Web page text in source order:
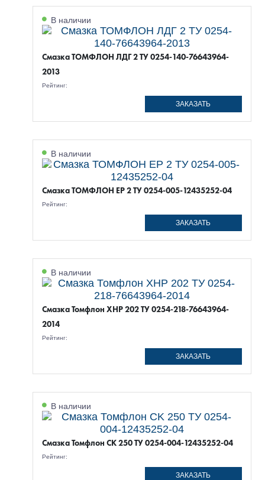
В наличии
Смазка ТОМФЛОН ЛДГ 2 ТУ 0254-140-76643964-
2013
Рейтинг:
ЗАКАЗАТЬ
В наличии
Смазка ТОМФЛОН EP 2 ТУ 0254-005-12435252-04
Рейтинг:
ЗАКАЗАТЬ
В наличии
Смазка Томфлон XHP 202 ТУ 0254-218-76643964-
2014
Рейтинг:
ЗАКАЗАТЬ
В наличии
Смазка Томфлон CK 250 ТУ 0254-004-12435252-04
Рейтинг:
ЗАКАЗАТЬ